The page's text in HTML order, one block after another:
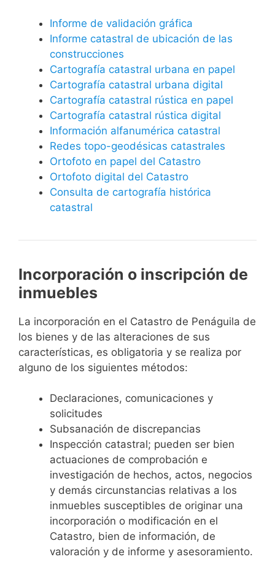
Informe de validación gráfica
Informe catastral de ubicación de las
construcciones
Cartografía catastral urbana en papel
Cartografía catastral urbana digital
Cartografía catastral rústica en papel
Cartografía catastral rústica digital
Información alfanumérica catastral
Redes topo-geodésicas catastrales
Ortofoto en papel del Catastro
Ortofoto digital del Catastro
Consulta de cartografía histórica
catastral
Incorporación o inscripción de
inmuebles
La incorporación en el Catastro de Penáguila de
los bienes y de las alteraciones de sus
características, es obligatoria y se realiza por
alguno de los siguientes métodos:
Declaraciones, comunicaciones y
solicitudes
Subsanación de discrepancias
Inspección catastral; pueden ser bien
actuaciones de comprobación e
investigación de hechos, actos, negocios
y demás circunstancias relativas a los
inmuebles susceptibles de originar una
incorporación o modificación en el
Catastro, bien de información, de
valoración y de informe y asesoramiento.